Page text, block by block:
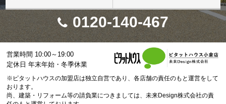
0120-140-467
営業時間 10:00～19:00
定休日 年末年始・冬季休業
※ピタットハウスの加盟店は独立自営であり、各店舗の責任のもと運営をして
おります。
尚、建築・リフォーム等の請負業につきましては、未来Design株式会社の責